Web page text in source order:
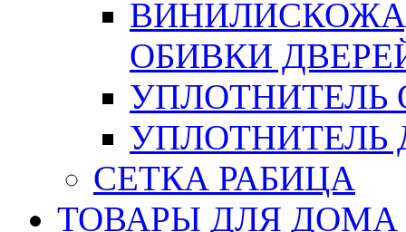
ОБИВКИ
УПЛОТНИТЕЛЬ
СЕТКА РАБИЦА
ТОВАРЫ ДЛЯ ДОМА